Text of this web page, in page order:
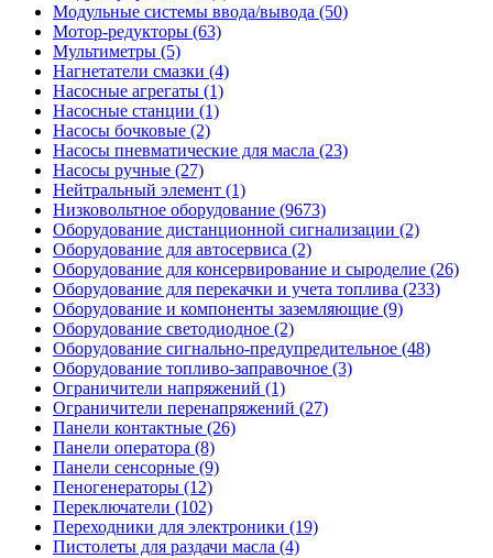
Модульные системы ввода/вывода (50)
Мотор-редукторы (63)
Мультиметры (5)
Нагнетатели смазки (4)
Насосные агрегаты (1)
Насосные станции (1)
Насосы бочковые (2)
Насосы пневматические для масла (23)
Насосы ручные (27)
Нейтральный элемент (1)
Низковольтное оборудование (9673)
Оборудование дистанционной сигнализации (2)
Оборудование для автосервиса (2)
Оборудование для консервирование и сыроделие (26)
Оборудование для перекачки и учета топлива (233)
Оборудование и компоненты заземляющие (9)
Оборудование светодиодное (2)
Оборудование сигнально-предупредительное (48)
Оборудование топливо-заправочное (3)
Ограничители напряжений (1)
Ограничители перенапряжений (27)
Панели контактные (26)
Панели оператора (8)
Панели сенсорные (9)
Пеногенераторы (12)
Переключатели (102)
Переходники для электроники (19)
Пистолеты для раздачи масла (4)